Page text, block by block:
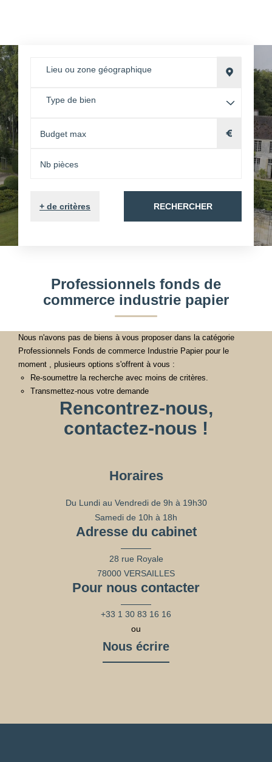
Lieu ou zone géographique
Type de bien
+ de critères RECHERCHER
Professionnels fonds de
commerce industrie papier
Nous n'avons pas de biens à vous proposer dans la catégorie
Professionnels Fonds de commerce Industrie Papier pour le
moment , plusieurs options s'offrent à vous :
Re-soumettre la recherche avec moins de critères.
Transmettez-nous votre demande
Rencontrez-nous,
contactez-nous !
Horaires
Du Lundi au Vendredi de 9h à 19h30
Samedi de 10h à 18h
Adresse du cabinet
28 rue Royale
78000 VERSAILLES
Pour nous contacter
+33 1 30 83 16 16
ou
Nous écrire